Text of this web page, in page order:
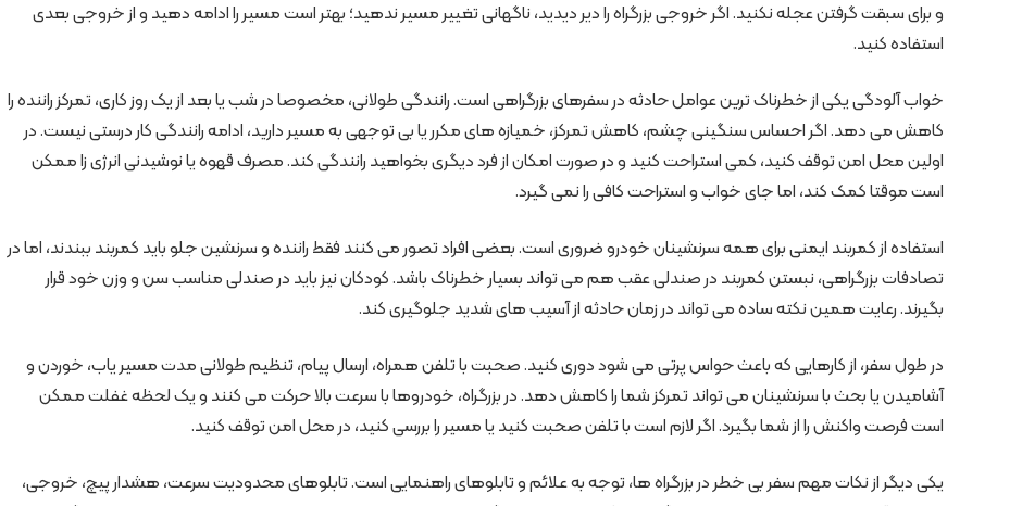
و برای سبقت گرفتن عجله نکنید. اگر خروجی بزرگراه را دیر دیدید، ناگهانی تغییر مسیر ندهید؛ بهتر است مسیر را ادامه دهید و از خروجی بعدی
استفاده کنید.
خواب آلودگی یکی از خطرناک ترین عوامل حادثه در سفرهای بزرگراهی است. رانندگی طولانی، مخصوصا در شب یا بعد از یک روز کاری، تمرکز راننده را
کاهش می دهد. اگر احساس سنگینی چشم، کاهش تمرکز، خمیازه های مکرر یا بی توجهی به مسیر دارید، ادامه رانندگی کار درستی نیست. در
اولین محل امن توقف کنید، کمی استراحت کنید و در صورت امکان از فرد دیگری بخواهید رانندگی کند. مصرف قهوه یا نوشیدنی انرژی زا ممکن
است موقتا کمک کند، اما جای خواب و استراحت کافی را نمی گیرد.
استفاده از کمربند ایمنی برای همه سرنشینان خودرو ضروری است. بعضی افراد تصور می کنند فقط راننده و سرنشین جلو باید کمربند ببندند، اما در
تصادفات بزرگراهی، نبستن کمربند در صندلی عقب هم می تواند بسیار خطرناک باشد. کودکان نیز باید در صندلی مناسب سن و وزن خود قرار
بگیرند. رعایت همین نکته ساده می تواند در زمان حادثه از آسیب های شدید جلوگیری کند.
در طول سفر، از کارهایی که باعث حواس پرتی می شود دوری کنید. صحبت با تلفن همراه، ارسال پیام، تنظیم طولانی مدت مسیر یاب، خوردن و
آشامیدن یا بحث با سرنشینان می تواند تمرکز شما را کاهش دهد. در بزرگراه، خودروها با سرعت بالا حرکت می کنند و یک لحظه غفلت ممکن
است فرصت واکنش را از شما بگیرد. اگر لازم است با تلفن صحبت کنید یا مسیر را بررسی کنید، در محل امن توقف کنید.
یکی دیگر از نکات مهم سفر بی خطر در بزرگراه ها، توجه به علائم و تابلوهای راهنمایی است. تابلوهای محدودیت سرعت، هشدار پیچ، خروجی،